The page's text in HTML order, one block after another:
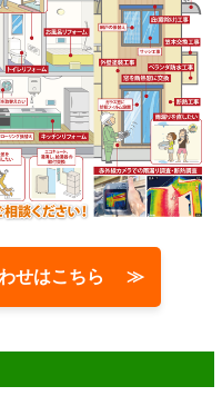
わせはこちら ≫